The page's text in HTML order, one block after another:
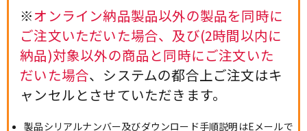
※オンライン納品製品以外の製品を同時に
ご注文いただいた場合、及び(2時間以内に
納品)対象以外の商品と同時にご注文いた
だいた場合、システムの都合上ご注文はキ
ャンセルとさせていただきます。
製品シリアルナンバー及びダウンロード手順説明はEメールで